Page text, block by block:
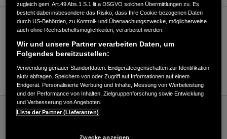
Verkauf / Kundendienst
02983/8265
E-Mail
Honda
Industrie
Beule, Winfried Gartentechnik - Industrie – Honda - HONDA Deutschland Offizielle
zugleich gem. Art.49 Abs.1 S.1 lit.a DSGVO solchen Übermittlungen zu. Es
besteht dabei insbesondere das Risiko, dass Ihre Cookie-bezogenen Daten
durch US-Behörden, zu Kontroll- und Überwachungszwecke, möglicherweise
auch ohne Rechtsbehelfsmöglichkeiten, verarbeitet werden.
Wir und unsere Partner verarbeiten Daten, um
Folgendes bereitzustellen:
Verwendung genauer Standortdaten. Endgeräteeigenschaften zur Identifikation
aktiv abfragen. Speichern von oder Zugriff auf Informationen auf einem
Endgerät. Personalisierte Werbung und Inhalte, Messung von Werbeleistung
und der Performance von Inhalten, Zielgruppenforschung sowie Entwicklung
und Verbesserung von Angeboten.
Liste der Partner (Lieferanten)
Zwecke anzeigen